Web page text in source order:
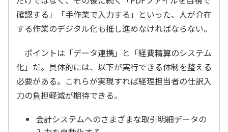
確認する」「手作業で入力する」といった、人が介在
する作業のデジタル化も推し進めなければならない。
ポイントは「データ連携」と「経費精算のシステム
化」だ。具体的には、以下が実行できる体制を整える
必要がある。これらが実現すれば経理担当者の仕訳入
力の負担軽減が期待できる。
会計システムへのさまざまな取引明細データの